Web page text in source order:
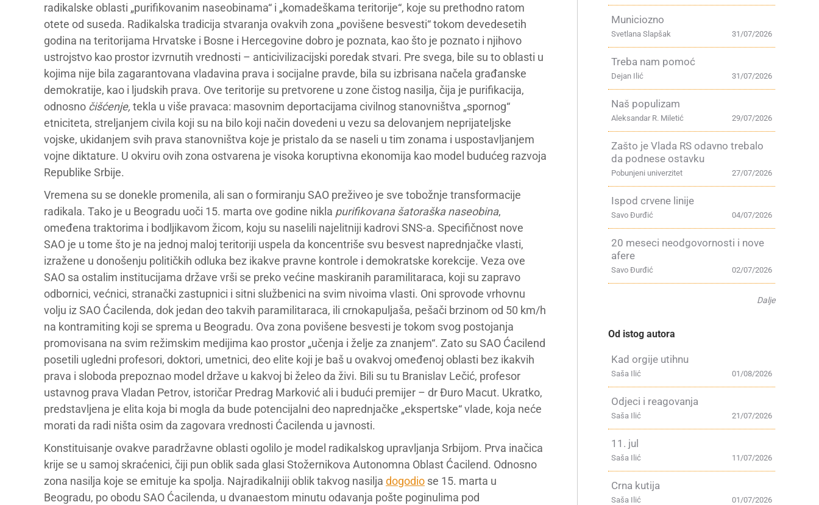
radikalske oblasti „purifikovanim naseobinama“ i „komadeškama teritorije“, koje su prethodno ratom
otete od suseda. Radikalska tradicija stvaranja ovakvih zona „povišene besvesti“ tokom devedesetih
godina na teritorijama Hrvatske i Bosne i Hercegovine dobro je poznata, kao što je poznato i njihovo
ustrojstvo kao prostor izvrnutih vrednosti – anticivilizacijski poredak stvari. Pre svega, bile su to oblasti u
kojima nije bila zagarantovana vladavina prava i socijalne pravde, bila su izbrisana načela građanske
demokratije, kao i ljudskih prava. Ove teritorije su pretvorene u zone čistog nasilja, čija je purifikacija,
odnosno čišćenje, tekla u više pravaca: masovnim deportacijama civilnog stanovništva „spornog“
etniciteta, streljanjem civila koji su na bilo koji način dovedeni u vezu sa delovanjem neprijateljske
vojske, ukidanjem svih prava stanovništva koje je pristalo da se naseli u tim zonama i uspostavljanjem
vojne diktature. U okviru ovih zona ostvarena je visoka koruptivna ekonomija kao model budućeg razvoja
Republike Srbije.
Vremena su se donekle promenila, ali san o formiranju SAO preživeo je sve tobožnje transformacije
radikala. Tako je u Beogradu uoči 15. marta ove godine nikla purifikovana šatoraška naseobina,
omeđena traktorima i bodljikavom žicom, koju su naselili najelitniji kadrovi SNS-a. Specifičnost nove
SAO je u tome što je na jednoj maloj teritoriji uspela da koncentriše svu besvest naprednjačke vlasti,
izražene u donošenju političkih odluka bez ikakve pravne kontrole i demokratske korekcije. Veza ove
SAO sa ostalim institucijama države vrši se preko većine maskiranih paramilitaraca, koji su zapravo
odbornici, većnici, stranački zastupnici i sitni službenici na svim nivoima vlasti. Oni sprovode vrhovnu
volju iz SAO Ćacilenda, dok jedan deo takvih paramilitaraca, ili crnokapuljaša, pešači brzinom od 50 km/h
na kontramiting koji se sprema u Beogradu. Ova zona povišene besvesti je tokom svog postojanja
promovisana na svim režimskim medijima kao prostor „učenja i želje za znanjem“. Zato su SAO Ćacilend
posetili ugledni profesori, doktori, umetnici, deo elite koji je baš u ovakvoj omeđenoj oblasti bez ikakvih
prava i sloboda prepoznao model države u kakvoj bi želeo da živi. Bili su tu Branislav Lečić, profesor
ustavnog prava Vladan Petrov, istoričar Predrag Marković ali i budući premijer – dr Đuro Macut. Ukratko,
predstavljena je elita koja bi mogla da bude potencijalni deo naprednjačke „ekspertske“ vlade, koja neće
morati da radi ništa osim da zagovara vrednosti Ćacilenda u javnosti.
Konstituisanje ovakve paradržavne oblasti ogolilo je model radikalskog upravljanja Srbijom. Prva inačica
krije se u samoj skraćenici, čiji pun oblik sada glasi Stožernikova Autonomna Oblast Ćacilend. Odnosno
zona nasilja koje se emituje ka spolja. Najradikalniji oblik takvog nasilja dogodio se 15. marta u
Beogradu, po obodu SAO Ćacilenda, u dvanaestom minutu odavanja pošte poginulima pod
Municiozno
31/07/2026
Svetlana Slapšak
Treba nam pomoć
31/07/2026
Dejan Ilić
Naš populizam
29/07/2026
Aleksandar R. Miletić
Zašto je Vlada RS odavno trebalo
da podnese ostavku
27/07/2026
Pobunjeni univerzitet
Ispod crvene linije
04/07/2026
Savo Đurđić
20 meseci neodgovornosti i nove
afere
02/07/2026
Savo Đurđić
Dalje
Od istog autora
Kad orgije utihnu
01/08/2026
Saša Ilić
Odjeci i reagovanja
21/07/2026
Saša Ilić
11. jul
11/07/2026
Saša Ilić
Crna kutija
01/07/2026
Saša Ilić